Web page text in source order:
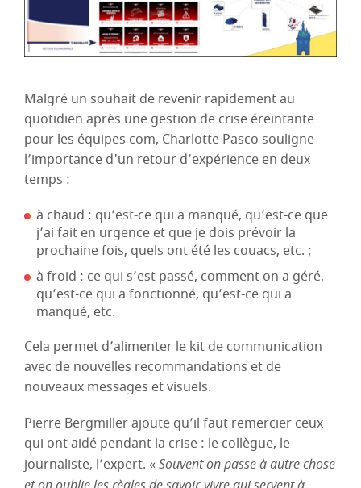
Malgré un souhait de revenir rapidement au
quotidien après une gestion de crise éreintante
pour les équipes com, Charlotte Pasco souligne
l’importance d'un retour d’expérience en deux
temps :
à chaud : qu’est-ce qui a manqué, qu’est-ce que
j’ai fait en urgence et que je dois prévoir la
prochaine fois, quels ont été les couacs, etc. ;
à froid : ce qui s’est passé, comment on a géré,
qu’est-ce qui a fonctionné, qu’est-ce qui a
manqué, etc.
Cela permet d’alimenter le kit de communication
avec de nouvelles recommandations et de
nouveaux messages et visuels.
Pierre Bergmiller ajoute qu’il faut remercier ceux
qui ont aidé pendant la crise : le collègue, le
journaliste, l’expert. «Souvent on passe à autre chose